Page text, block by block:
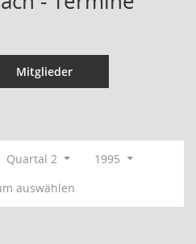
Mitglieder
Quartal 2
1995
auswählen